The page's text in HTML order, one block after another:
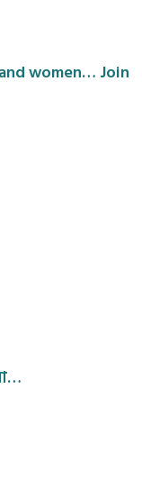
women… Join